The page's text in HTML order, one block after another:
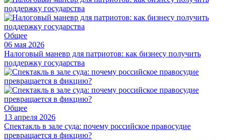
Общее
06 мая 2026
Налоговый маневр для патриотов: как бизнесу получить
поддержку государства
Общее
13 апреля 2026
Спектакль в зале суда: почему российское правосудие
превращается в фикцию?